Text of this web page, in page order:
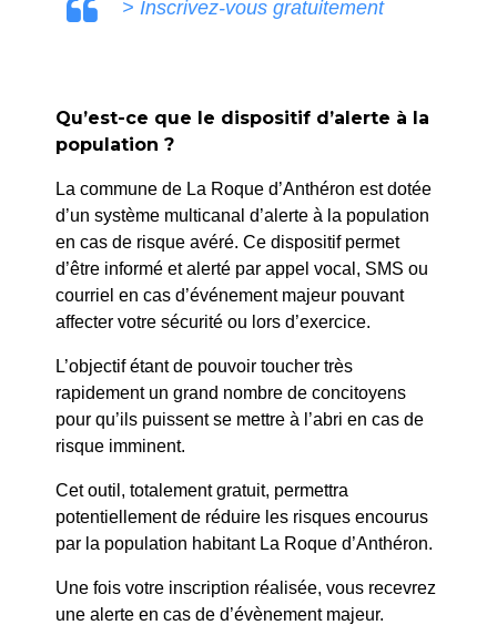
Conseil municipal du 30 janvier 2025
La Roque d’Anthéron
2 avenue de l’Europe Unie,
13640 La Roque d’Anthéron
> Inscrivez-vous gratuitement
Qu’est-ce que le dispositif d’alerte à la
population ?
La commune de La Roque d’Anthéron est dotée
d’un système multicanal d’alerte à la population
en cas de risque avéré. Ce dispositif permet
d’être informé et alerté par appel vocal, SMS ou
courriel en cas d’événement majeur pouvant
affecter votre sécurité ou lors d’exercice.
L’objectif étant de pouvoir toucher très
rapidement un grand nombre de concitoyens
pour qu’ils puissent se mettre à l’abri en cas de
risque imminent.
Cet outil, totalement gratuit, permettra
potentiellement de réduire les risques encourus
par la population habitant La Roque d’Anthéron.
Une fois votre inscription réalisée, vous recevrez
une alerte en cas de d’évènement majeur.